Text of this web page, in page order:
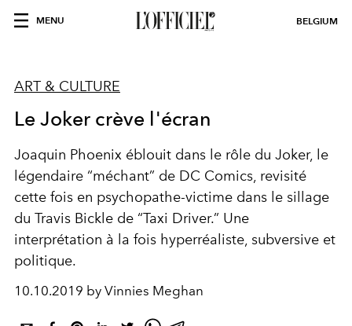
MENU BELGIUM
ART & CULTURE
Le Joker crève l'écran
Joaquin Phoenix éblouit dans le rôle du Joker, le
légendaire “méchant” de DC Comics, revisité
cette fois en psychopathe-victime dans le sillage
du Travis Bickle de “Taxi Driver.” Une
interprétation à la fois hyperréaliste, subversive et
politique.
10.10.2019 by Vinnies Meghan